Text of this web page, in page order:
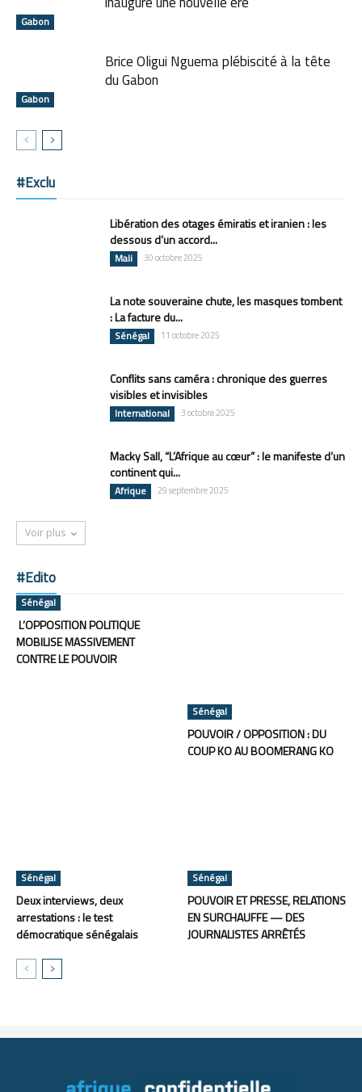
Gabon
Gabon
Brice Oligui Nguema plébiscité à la tête
du Gabon
#Exclu
Libération des otages émiratis et iranien : les
dessous d’un accord...
Mali 30 octobre 2025
La note souveraine chute, les masques tombent
: La facture du...
Sénégal 11 octobre 2025
Conflits sans caméra : chronique des guerres
visibles et invisibles
International 3 octobre 2025
Macky Sall, “L’Afrique au cœur” : le manifeste d’un
continent qui...
Afrique 29 septembre 2025
Voir plus
#Edito
Sénégal
L’OPPOSITION POLITIQUE
MOBILISE MASSIVEMENT
CONTRE LE POUVOIR
Sénégal
POUVOIR / OPPOSITION : DU
COUP KO AU BOOMERANG KO
Sénégal
Deux interviews, deux
arrestations : le test
démocratique sénégalais
Sénégal
POUVOIR ET PRESSE, RELATIONS
EN SURCHAUFFE — DES
JOURNALISTES ARRÊTÉS